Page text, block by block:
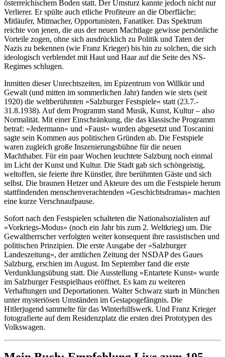
österreichischem Boden statt. Der Umsturz kannte jedoch nicht nur
Verlierer. Er spülte auch etliche Profiteure an die Oberfläche;
Mitläufer, Mitmacher, Opportunisten, Fanatiker. Das Spektrum
reichte von jenen, die aus der neuen Machtlage gewisse persönliche
Vorteile zogen, ohne sich ausdrücklich zu Politik und Taten der
Nazis zu bekennen (wie Franz Krieger) bis hin zu solchen, die sich
ideologisch verblendet mit Haut und Haar auf die Seite des NS-
Regimes schlugen.
Inmitten dieser Unrechtszeiten, im Epizentrum von Willkür und
Gewalt (und mitten im sommerlichen Jahr) fanden wie stets (seit
1920) die weltberühmten »Salzburger Festspiele« statt (23.7.-
31.8.1938). Auf dem Programm stand Musik, Kunst, Kultur – also
Normalität. Mit einer Einschränkung, die das klassische Programm
betraf: »Jedermann« und »Faust« wurden abgesetzt und Toscanini
sagte sein Kommen aus politischen Gründen ab. Die Festspiele
waren zugleich große Inszenierungsbühne für die neuen
Machthaber. Für ein paar Wochen leuchtete Salzburg noch einmal
im Licht der Kunst und Kultur. Die Stadt gab sich schöngeistig,
weltoffen, sie feierte ihre Künstler, ihre berühmten Gäste und sich
selbst. Die braunen Hetzer und Akteure des um die Festspiele herum
stattfindenden menschenverachtenden »Geschichtsdramas« machten
eine kurze Verschnaufpause.
Sofort nach den Festspielen schalteten die Nationalsozialisten auf
»Vorkriegs-Modus« (noch ein Jahr bis zum 2. Weltkrieg) um. Die
Gewaltherrscher verfolgten weiter konsequent ihre rassistischen und
politischen Prinzipien. Die erste Ausgabe der »Salzburger
Landeszeitung«, der amtlichen Zeitung der NSDAP des Gaues
Salzburg, erschien im August. Im September fand die erste
Verdunklungsübung statt. Die Ausstellung »Entartete Kunst« wurde
im Salzburger Festspielhaus eröffnet. Es kam zu weiteren
Verhaftungen und Deportationen. Walter Schwarz starb in München
unter mysteriösen Umständen im Gestapogefängnis. Die
Hitlerjugend sammelte für das Winterhilfswerk. Und Franz Krieger
fotografierte auf dem Residenzplatz die ersten drei Prototypen des
Volkswagen.